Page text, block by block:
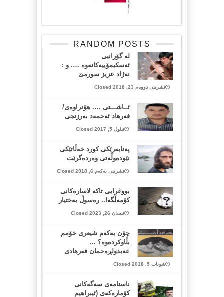
RANDOM POSTS
لە گۆرانیی
ئەسكیمۆییەكانەوە …. و :
نه‌ژاد عزیز سورمێ
تشرینی دووەم 23, 2018 Closed
ئــاشـــتی …. هۆنراوه‌ی/
فه‌رهاد ئه‌حمه‌د به‌رزنجی
ئیلول 5, 2017 Closed
په‌نابه‌رێكی كورد خه‌ڵاتێكی
نێوده‌وڵه‌تی وه‌رده‌گرێت
تشرینی یەکەم 6, 2018 Closed
بووغرایی تاکە لاسارەکانی
کۆمەڵگە!.. رەسوڵ بەختیار
نیسان 26, 2023 Closed
چۆن یەكەم شیعری خۆمم
بڵاوكردەوە؟ …
عەبدولڕەحمان فەرهادی
شوبات 5, 2018 Closed
ناسنامەی سەگەکانی
کۆمارەکەی (ئیبراهیم